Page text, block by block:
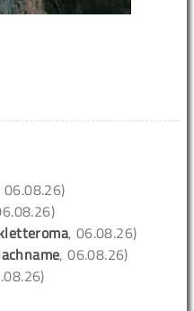
06.08.26)
, 06.08.26)
, 06.08.26)